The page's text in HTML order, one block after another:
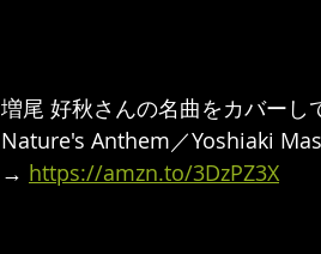
増尾 好秋さんの名曲をカバー
Nature's Anthem／Yoshiaki
→ https://amzn.to/3DzPZ3X